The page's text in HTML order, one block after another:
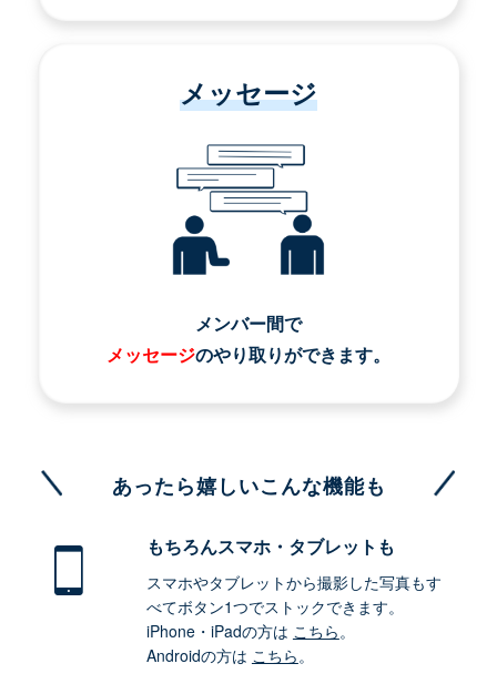
メッセージ
メンバー間で
メッセージのやり取りができます。
あったら嬉しいこんな機能も
もちろんスマホ・タブレットも
スマホやタブレットから撮影した写真もす
べてボタン1つでストックできます。
iPhone・iPadの方は こちら。
Androidの方は こちら。